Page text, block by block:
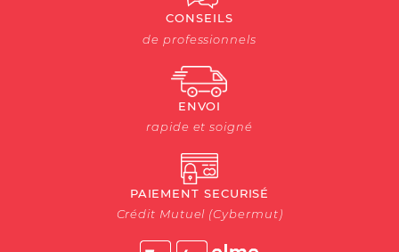
CONSEILS
de professionnels
ENVOI
rapide et soigné
PAIEMENT SECURISÉ
Crédit Mutuel (Cybermut)